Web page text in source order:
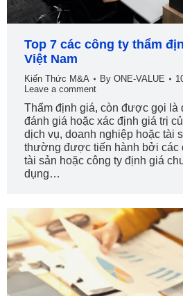
Top 7 các công ty thẩm
Việt Nam
Kiến Thức M&A By ONE-VALUE
Leave a comment
Thẩm định giá, còn được gọi là
đánh giá hoặc xác định giá trị
dịch vụ, doanh nghiệp hoặc tài
thường được tiến hành bởi các
tài sản hoặc công ty định giá
dụng…